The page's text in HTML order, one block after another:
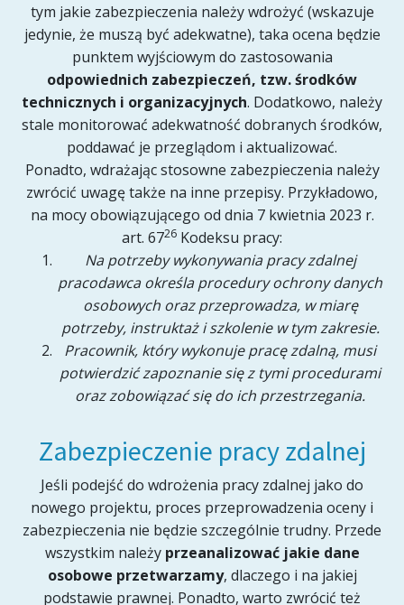
tym jakie zabezpieczenia należy wdrożyć (wskazuje
jedynie, że muszą być adekwatne), taka ocena będzie
punktem wyjściowym do zastosowania
odpowiednich zabezpieczeń, tzw. środków
technicznych i organizacyjnych. Dodatkowo, należy
stale monitorować adekwatność dobranych środków,
poddawać je przeglądom i aktualizować.
Ponadto, wdrażając stosowne zabezpieczenia należy
zwrócić uwagę także na inne przepisy. Przykładowo,
na mocy obowiązującego od dnia 7 kwietnia 2023 r.
art. 6726 Kodeksu pracy:
Na potrzeby wykonywania pracy zdalnej
pracodawca określa procedury ochrony danych
osobowych oraz przeprowadza, w miarę
potrzeby, instruktaż i szkolenie w tym zakresie.
Pracownik, który wykonuje pracę zdalną, musi
potwierdzić zapoznanie się z tymi procedurami
oraz zobowiązać się do ich przestrzegania.
Zabezpieczenie pracy zdalnej
Jeśli podejść do wdrożenia pracy zdalnej jako do
nowego projektu, proces przeprowadzenia oceny i
zabezpieczenia nie będzie szczególnie trudny. Przede
wszystkim należy przeanalizować jakie dane
osobowe przetwarzamy, dlaczego i na jakiej
podstawie prawnej. Ponadto, warto zwrócić też